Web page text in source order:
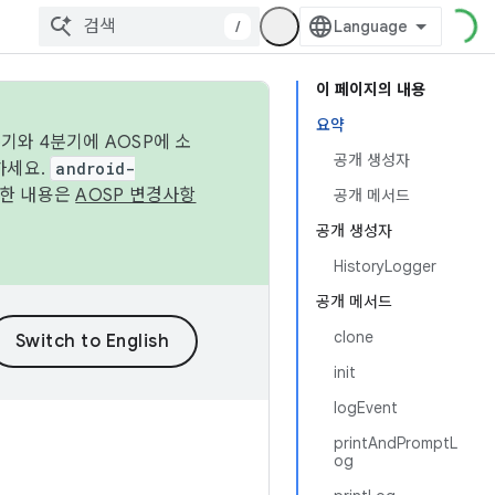
/
이 페이지의 내용
요약
공개 생성자
공개 메서드
공개 생성자
HistoryLogger
공개 메서드
clone
init
logEvent
printAndPromptL
og
와 4분기에 AOSP에 소
세요. android-
내용은AOSP 변경사항